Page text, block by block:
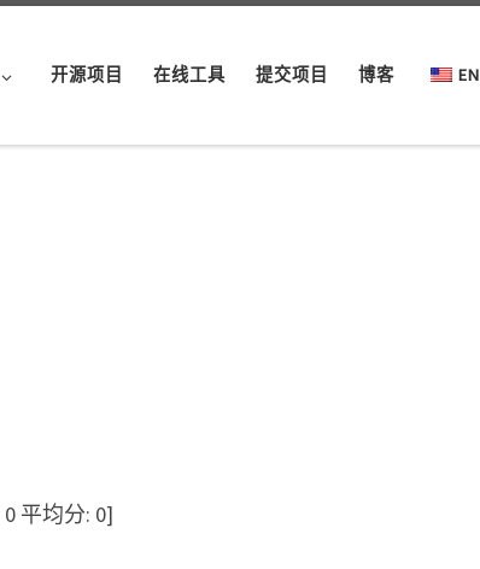
开源项目 在线工具 提交项目 博客
0 平均分: 0]